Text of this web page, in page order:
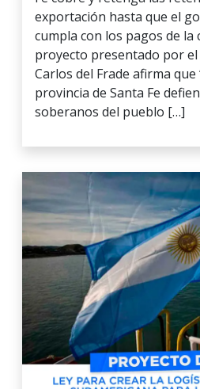
exportación hasta que el
cumpla con los pagos de la
proyecto presentado por
Carlos del Frade afirma
provincia de Santa Fe
soberanos del pueblo […]